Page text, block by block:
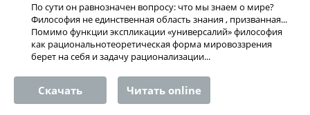
По сути он равнозначен вопросу: что мы знаем о мире?
Философия не единственная область знания , призванная...
Помимо функции экспликации «универсалий» философия
как рациональнотеоретическая форма мировоззрения
берет на себя и задачу рационализации...
Скачать Читать online